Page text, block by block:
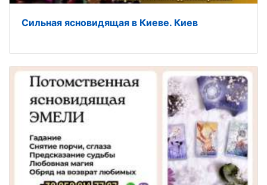
Сильная ясновидящая в Киеве. Киев